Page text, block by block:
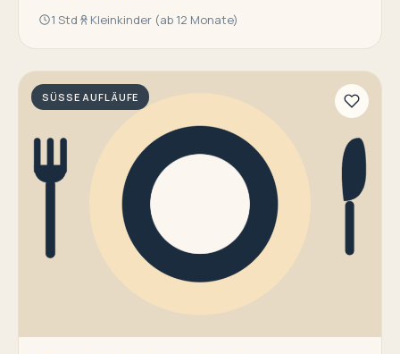
1 Std Kleinkinder (ab 12 Monate)
SÜSSE AUFLÄUFE